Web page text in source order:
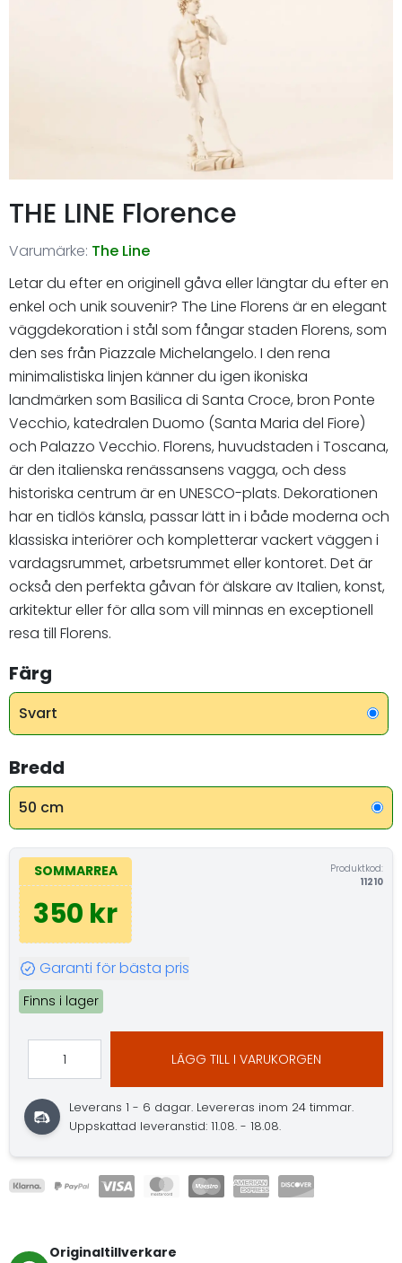
THE LINE Florence
Varumärke: The Line
Letar du efter en originell gåva eller längtar du efter en
enkel och unik souvenir? The Line Florens är en elegant
väggdekoration i stål som fångar staden Florens, som
den ses från Piazzale Michelangelo. I den rena
minimalistiska linjen känner du igen ikoniska
landmärken som Basilica di Santa Croce, bron Ponte
Vecchio, katedralen Duomo (Santa Maria del Fiore)
och Palazzo Vecchio. Florens, huvudstaden i Toscana,
är den italienska renässansens vagga, och dess
historiska centrum är en UNESCO-plats. Dekorationen
har en tidlös känsla, passar lätt in i både moderna och
klassiska interiörer och kompletterar vackert väggen i
vardagsrummet, arbetsrummet eller kontoret. Det är
också den perfekta gåvan för älskare av Italien, konst,
arkitektur eller för alla som vill minnas en exceptionell
resa till Florens.
Färg
Svart
Bredd
50 cm
SOMMARREA
350 kr
Produktkod:
11210
Garanti för bästa pris
Finns i lager
LÄGG TILL I VARUKORGEN
Leverans 1 - 6 dagar. Levereras inom 24 timmar.
Uppskattad leveranstid: 11.08. - 18.08.
Originaltillverkare